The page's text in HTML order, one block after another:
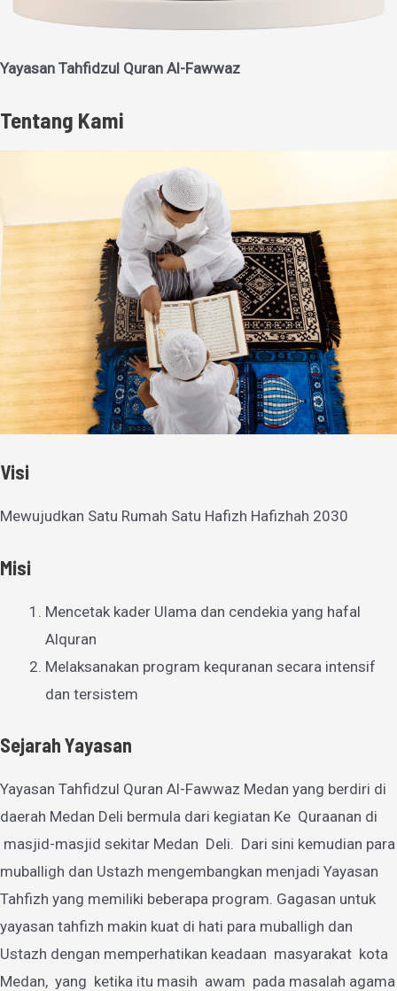
Yayasan Tahfidzul Quran Al-Fawwaz
Tentang Kami
Visi
Mewujudkan Satu Rumah Satu Hafizh Hafizhah 2030
Misi
Mencetak kader Ulama dan cendekia yang hafal
Alquran
Melaksanakan program kequranan secara intensif
dan tersistem
Sejarah Yayasan
Yayasan Tahfidzul Quran Al-Fawwaz Medan yang berdiri di
daerah Medan Deli bermula dari kegiatan Ke Quraanan di
masjid-masjid sekitar Medan Deli. Dari sini kemudian para
muballigh dan Ustazh mengembangkan menjadi Yayasan
Tahfizh yang memiliki beberapa program. Gagasan untuk
yayasan tahfizh makin kuat di hati para muballigh dan
Ustazh dengan memperhatikan keadaan masyarakat kota
Medan, yang ketika itu masih awam pada masalah agama